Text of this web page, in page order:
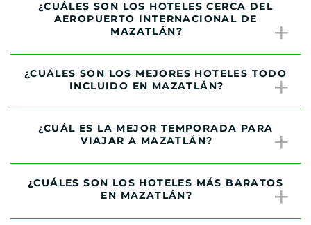
¿CUÁLES SON LOS HOTELES CERCA DEL
AEROPUERTO INTERNACIONAL DE
MAZATLÁN?
¿CUÁLES SON LOS MEJORES HOTELES TODO
INCLUIDO EN MAZATLÁN?
¿CUÁL ES LA MEJOR TEMPORADA PARA
VIAJAR A MAZATLÁN?
¿CUÁLES SON LOS HOTELES MÁS BARATOS
EN MAZATLÁN?